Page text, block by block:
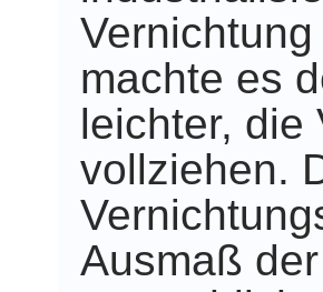
machte es
leichter, die
vollziehen.
Ausmaß